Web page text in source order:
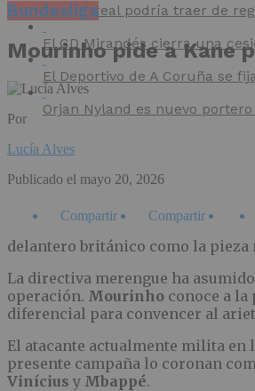
El Villarreal podría traer de
El CD Mirandés cierra una
El Deportivo de A Coruña se
Orjan Nyland es nuevo portero
Bundesliga
Mourinho pide a Kane
Por
Lucía Alves
Publicado el mayo 20, 2026
Compartir Compartir
delantero británico como la
La directiva merengue ha
operación. Mourinho conoce a
diferencial para convencer al
El atacante actualmente milita en
presente campaña lo coronan
Vinícius y Mbappé.